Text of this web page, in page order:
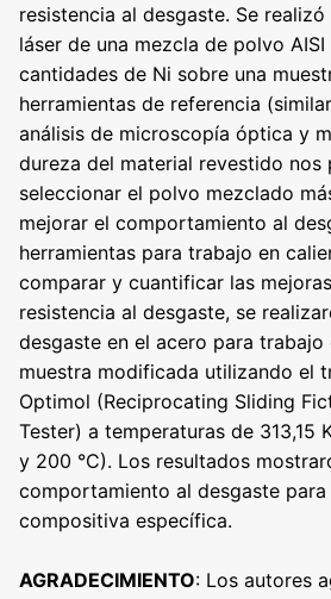
resistencia al desgaste. Se
láser de una mezcla de polvo
cantidades de Ni sobre una
herramientas de referencia
análisis de microscopía óptica y
dureza del material revestido nos
seleccionar el polvo mezclado
mejorar el comportamiento al
herramientas para trabajo en
comparar y cuantificar las
resistencia al desgaste, se
desgaste en el acero para trabajo
muestra modificada utilizando el
Optimol (Reciprocating Sliding
Tester) a temperaturas de 313,15
y 200 °C). Los resultados
comportamiento al desgaste
compositiva específica.
AGRADECIMIENTO: Los autores